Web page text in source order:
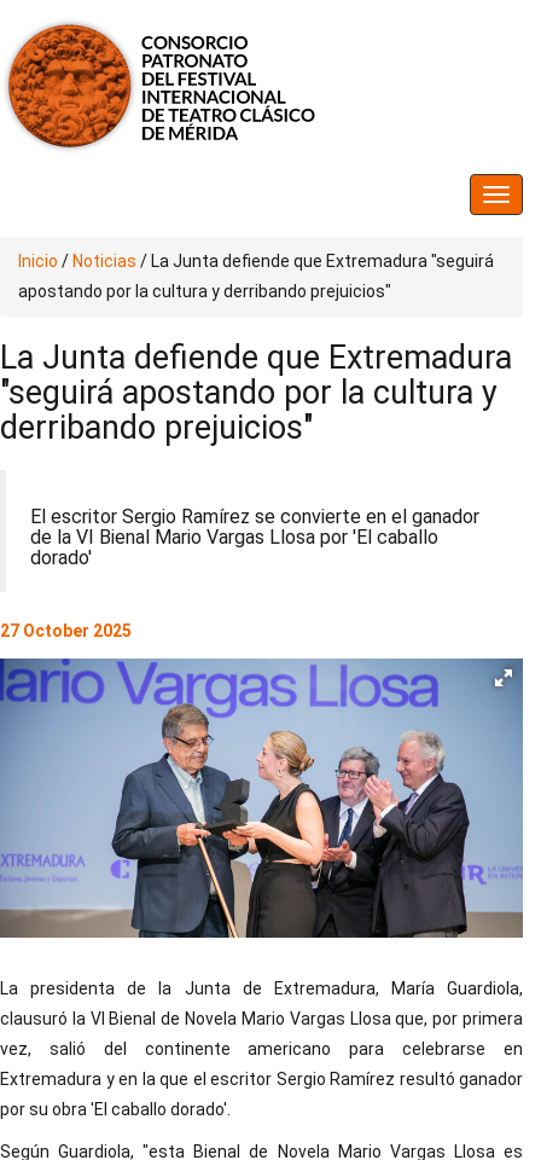
Inicio / Noticias / La Junta defiende que Extremadura "seguirá
apostando por la cultura y derribando prejuicios"
La Junta defiende que Extremadura
"seguirá apostando por la cultura y
derribando prejuicios"
El escritor Sergio Ramírez se convierte en el ganador
de la VI Bienal Mario Vargas Llosa por 'El caballo
dorado'
27 October 2025
La presidenta de la Junta de Extremadura, María Guardiola,
clausuró la VI Bienal de Novela Mario Vargas Llosa que, por primera
vez, salió del continente americano para celebrarse en
Extremadura y en la que el escritor Sergio Ramírez resultó ganador
por su obra 'El caballo dorado'.
Según Guardiola, "esta Bienal de Novela Mario Vargas Llosa es